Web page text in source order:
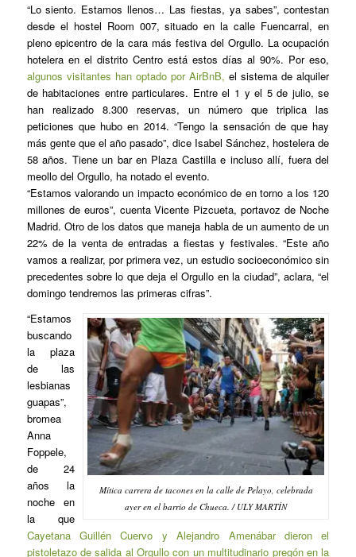
“Lo siento. Estamos llenos… Las fiestas, ya sabes”, contestan
desde el hostel Room 007, situado en la calle Fuencarral, en
pleno epicentro de la cara más festiva del Orgullo. La ocupación
hotelera en el distrito Centro está estos días al 90%. Por eso,
algunos visitantes han optado por AirBnB, el sistema de alquiler
de habitaciones entre particulares. Entre el 1 y el 5 de julio, se
han realizado 8.300 reservas, un número que triplica las
peticiones que hubo en 2014. “Tengo la sensación de que hay
más gente que el año pasado”, dice Isabel Sánchez, hostelera de
58 años. Tiene un bar en Plaza Castilla e incluso allí, fuera del
meollo del Orgullo, ha notado el evento.
“Estamos valorando un impacto económico de en torno a los 120
millones de euros”, cuenta Vicente Pizcueta, portavoz de Noche
Madrid. Otro de los datos que maneja habla de un aumento de un
22% de la venta de entradas a fiestas y festivales. “Este año
vamos a realizar, por primera vez, un estudio socioeconómico sin
precedentes sobre lo que deja el Orgullo en la ciudad”, aclara, “el
domingo tendremos las primeras cifras”.
Mítica carrera de tacones en la calle de Pelayo, celebrada
ayer en el barrio de Chueca. / ULY MARTÍN
“Estamos
buscando
la plaza
de las
lesbianas
guapas”,
bromea
Anna
Foppele,
de 24
años la
noche en
la que
Cayetana Guillén Cuervo y Alejandro Amenábar dieron el
pistoletazo de salida al Orgullo con un multitudinario pregón en la